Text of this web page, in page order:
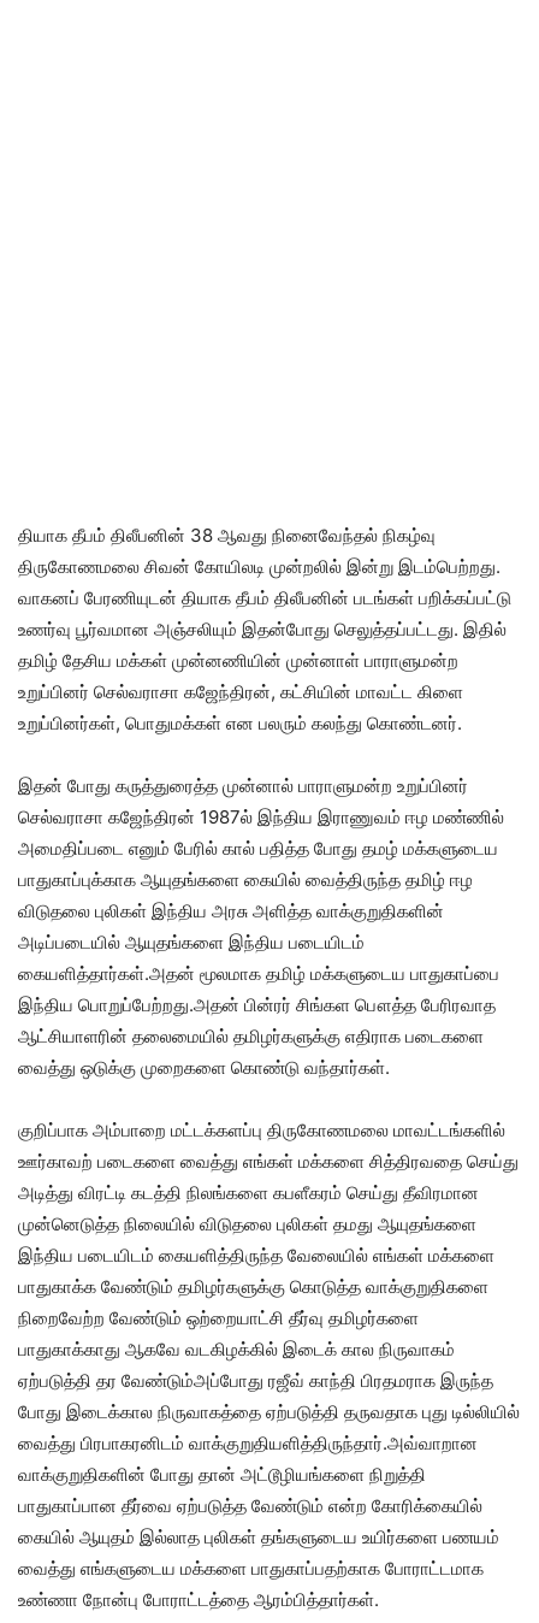
தியாக தீபம் திலீபனின் 38 ஆவது நினைவேந்தல் நிகழ்வு
திருகோணமலை சிவன் கோயிலடி முன்றலில் இன்று இடம்பெற்றது.
வாகனப் பேரணியுடன் தியாக தீபம் திலீபனின் படங்கள் பறிக்கப்பட்டு
உணர்வு பூர்வமான அஞ்சலியும் இதன்போது செலுத்தப்பட்டது. இதில்
தமிழ் தேசிய மக்கள் முன்னணியின் முன்னாள் பாராளுமன்ற
உறுப்பினர் செல்வராசா கஜேந்திரன், கட்சியின் மாவட்ட கிளை
உறுப்பினர்கள், பொதுமக்கள் என பலரும் கலந்து கொண்டனர்.
இதன் போது கருத்துரைத்த முன்னால் பாராளுமன்ற உறுப்பினர்
செல்வராசா கஜேந்திரன் 1987ல் இந்திய இராணுவம் ஈழ மண்ணில்
அமைதிப்படை எனும் பேரில் கால் பதித்த போது தமழ் மக்களுடைய
பாதுகாப்புக்காக ஆயுதங்களை கையில் வைத்திருந்த தமிழ் ஈழ
விடுதலை புலிகள் இந்திய அரசு அளித்த வாக்குறுதிகளின்
அடிப்படையில் ஆயுதங்களை இந்திய படையிடம்
கையளித்தார்கள்.அதன் மூலமாக தமிழ் மக்களுடைய பாதுகாப்பை
இந்திய பொறுப்பேற்றது.அதன் பின்ரர் சிங்கள பௌத்த பேரிரவாத
ஆட்சியாளரின் தலைமையில் தமிழர்களுக்கு எதிராக படைகளை
வைத்து ஒடுக்கு முறைகளை கொண்டு வந்தார்கள்.
குறிப்பாக அம்பாறை மட்டக்களப்பு திருகோணமலை மாவட்டங்களில்
ஊர்காவற் படைகளை வைத்து எங்கள் மக்களை சித்திரவதை செய்து
அடித்து விரட்டி கடத்தி நிலங்களை கபளீகரம் செய்து தீவிரமான
முன்னெடுத்த நிலையில் விடுதலை புலிகள் தமது ஆயுதங்களை
இந்திய படையிடம் கையளித்திருந்த வேலையில் எங்கள் மக்களை
பாதுகாக்க வேண்டும் தமிழர்களுக்கு கொடுத்த வாக்குறுதிகளை
நிறைவேற்ற வேண்டும் ஒற்றையாட்சி தீர்வு தமிழர்களை
பாதுகாக்காது ஆகவே வடகிழக்கில் இடைக் கால நிருவாகம்
ஏற்படுத்தி தர வேண்டும்அப்போது ரஜீவ் காந்தி பிரதமராக இருந்த
போது இடைக்கால நிருவாகத்தை ஏற்படுத்தி தருவதாக புது டில்லியில்
வைத்து பிரபாகரனிடம் வாக்குறுதியளித்திருந்தார்.அவ்வாறான
வாக்குறுதிகளின் போது தான் அட்டூழியங்களை நிறுத்தி
பாதுகாப்பான தீர்வை ஏற்படுத்த வேண்டும் என்ற கோரிக்கையில்
கையில் ஆயுதம் இல்லாத புலிகள் தங்களுடைய உயிர்களை பணயம்
வைத்து எங்களுடைய மக்களை பாதுகாப்பதற்காக போராட்டமாக
உண்ணா நோன்பு போராட்டத்தை ஆரம்பித்தார்கள்.